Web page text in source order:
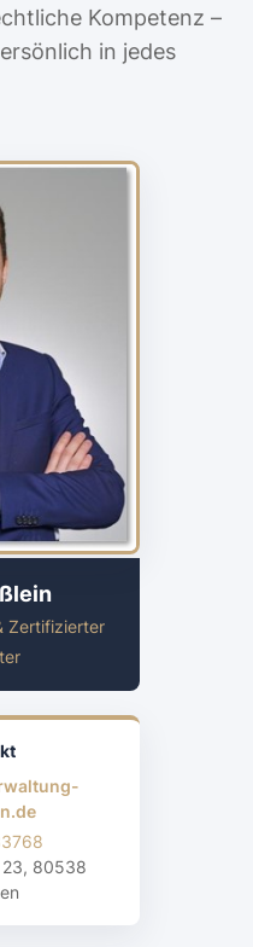
Kompetenz –
in jedes
Zertifizierter
23, 80538